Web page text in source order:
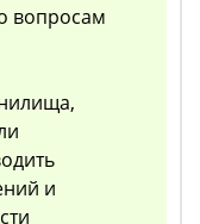
вопросам
и